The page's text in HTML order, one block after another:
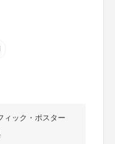
ィック・ポスター